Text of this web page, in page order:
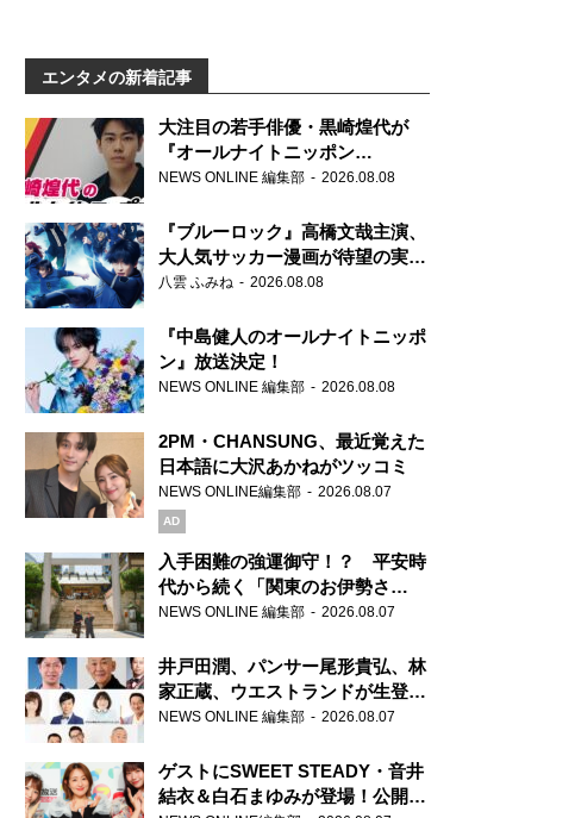
エンタメの新着記事
大注目の若手俳優・黒崎煌代が
『オールナイトニッポン
0(ZERO)』に初登場「今からとて
NEWS ONLINE 編集部 2026.08.08
『ブルーロック』高橋文哉主演、
大人気サッカー漫画が待望の実写
映画に
八雲 ふみね 2026.08.08
『中島健人のオールナイトニッポ
ン』放送決定！
NEWS ONLINE 編集部 2026.08.08
2PM・CHANSUNG、最近覚えた
日本語に大沢あかねがツッコミ
NEWS ONLINE編集部 2026.08.07
AD
入手困難の強運御守！？ 平安時
代から続く「関東のお伊勢さ
ま」、芝大神宮にてランパンプス
NEWS ONLINE 編集部 2026.08.07
井戸田潤、パンサー尾形貴弘、林
家正蔵、ウエストランドが生登
場！『ラジオビバリー昼ズ』
NEWS ONLINE 編集部 2026.08.07
ゲストにSWEET STEADY・音井
結衣＆白石まゆみが登場！公開収